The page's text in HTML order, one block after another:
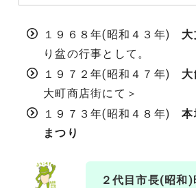
１９６８年(昭和４３年) 大
り盆の行事として。
１９７２年(昭和４７年)
大町商店街にて＞
１９７３年(昭和４８年)本
まつり
２代目市長(昭和 )